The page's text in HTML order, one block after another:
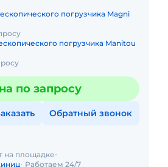
погрузчика Magni
погрузчика Manitou
по запросу
Обратный звонок
на площадке
Работаем 24/7